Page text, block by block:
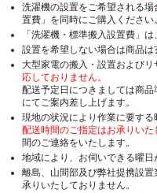
洗濯機の設置をご希望される
置費」を同時にご購入ください。
「洗濯機・標準搬入設置費」
設置を希望しない場合は商品は
大型家電の搬入・設置およびリ
応しておりません。
配送予定日につきましては商
にてご案内差し上げます。
現地の状況により作業に要する
配送時間のご指定はお承りいた
間のご連絡をいたします。
地域により、お伺いできる曜日
離島、山間部及び弊社提携設
承りいたしておりません。